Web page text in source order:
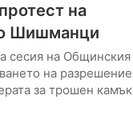
на
Шишманци
сесия на Общинския
на разрешение
за трошен камък